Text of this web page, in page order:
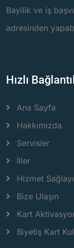
Bayilik ve iş
adresinden
Hızlı
Ana Sayfa
Hakkımızda
Servisler
İller
Hizmet
Bize Ulaşın
Kart
Biyetiş Kart